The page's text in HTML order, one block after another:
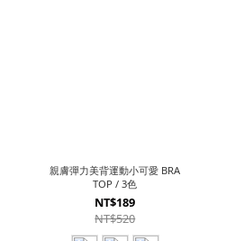
親膚彈力美背運動小可愛 BRA
TOP / 3色
NT$189
NT$520